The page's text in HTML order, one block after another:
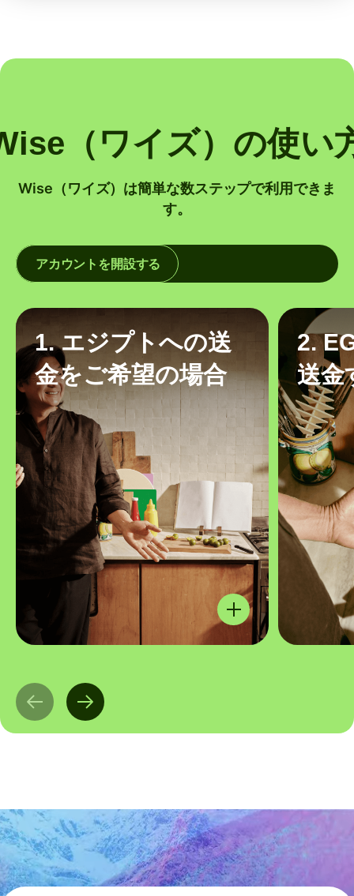
（ワイズ）の使い
Wise（ワイズ）は簡単な数ステップで利用できま
す。
アカウントを開設する
1. エジプトへの送
金をご希望の場合
2.
送金